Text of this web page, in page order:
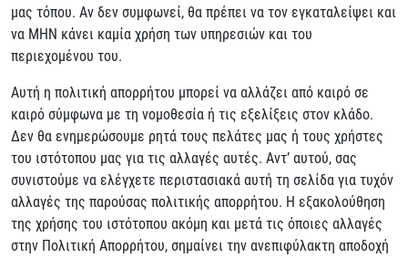
μας τόπου. Αν δεν συμφωνεί, θα πρέπει να τον εγκαταλείψει και
να ΜΗΝ κάνει καμία χρήση των υπηρεσιών και του
περιεχομένου του.
Αυτή η πολιτική απορρήτου μπορεί να αλλάζει από καιρό σε
καιρό σύμφωνα με τη νομοθεσία ή τις εξελίξεις στον κλάδο.
Δεν θα ενημερώσουμε ρητά τους πελάτες μας ή τους χρήστες
του ιστότοπου μας για τις αλλαγές αυτές. Αντ’ αυτού, σας
συνιστούμε να ελέγχετε περιστασιακά αυτή τη σελίδα για τυχόν
αλλαγές της παρούσας πολιτικής απορρήτου. Η εξακολούθηση
της χρήσης του ιστότοπου ακόμη και μετά τις όποιες αλλαγές
στην Πολιτική Απορρήτου, σημαίνει την ανεπιφύλακτη αποδοχή